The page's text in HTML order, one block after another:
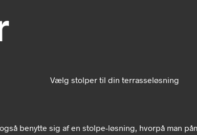
Vælg stolper til din terrasseløsning
benytte sig af en stolpe-løsning, hvorpå man